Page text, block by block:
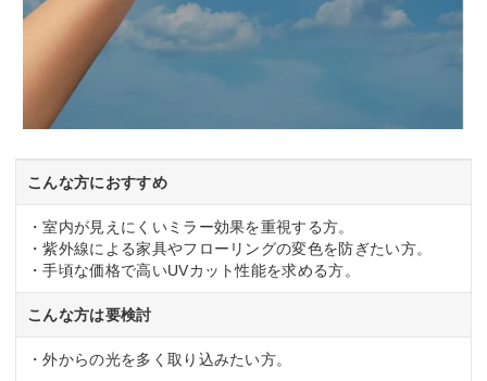
こんな方におすすめ
・室内が見えにくいミラー効果を重視する方。
・紫外線による家具やフローリングの変色を防ぎたい方。
・手頃な価格で高いUVカット性能を求める方。
こんな方は要検討
・外からの光を多く取り込みたい方。